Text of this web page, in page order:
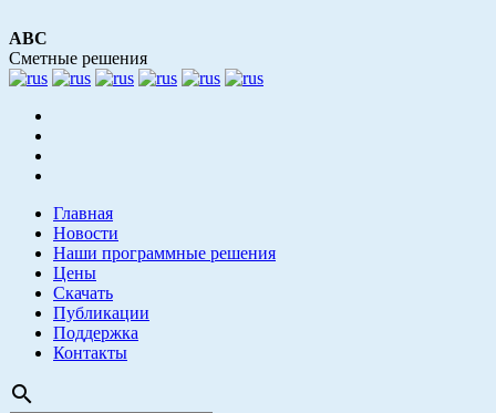
АВС
Сметные решения
Главная
Новости
Наши программные решения
Цены
Скачать
Публикации
Поддержка
Контакты
search